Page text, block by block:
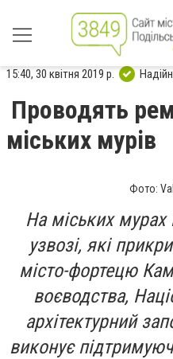
15:40, 30 квітня 2019 р.
Проводять
міських мурів
Фото:
На міських
узвозі, які
місто-фортецю
воєводства,
архітектурний
виконує